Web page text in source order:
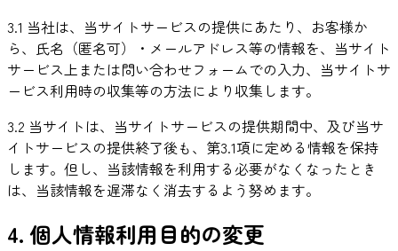
3.1 当社は、当サイトサービスの提供にあたり、お客様か
ら、氏名（匿名可）・メールアドレス等の情報を、当サイト
サービス上または問い合わせフォームでの入力、当サイトサ
ービス利用時の収集等の方法により収集します。
3.2 当サイトは、当サイトサービスの提供期間中、及び当サ
イトサービスの提供終了後も、第3.1項に定める情報を保持
します。但し、当該情報を利用する必要がなくなったとき
は、当該情報を遅滞なく消去するよう努めます。
4. 個人情報利用目的の変更